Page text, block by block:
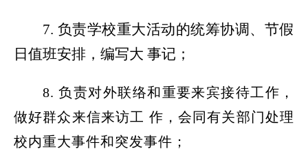
7. 负责学校重大活动的统筹协调、节假
日值班安排，编写大 事记；
8.负责对外联络和重要来宾接待工作，
做好群众来信来访工 作，会同有关部门处理
校内重大事件和突发事件；